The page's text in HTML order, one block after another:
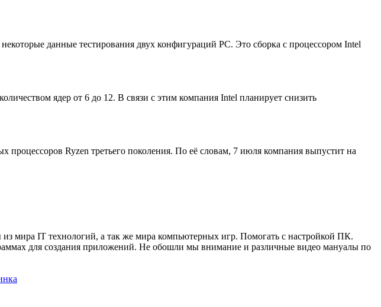
данные тестирования двух конфигураций PC. Это сборка с процессором Intel
ядер от 6 до 12. В связи с этим компания Intel планирует снизить
Ryzen третьего поколения. По её словам, 7 июля компания выпустит на
мира IT технологий, а так же мира компьютерных игр. Помогать с настройкой ПК.
для создания приложений. Не обошли мы внимание и различные видео мануалы по